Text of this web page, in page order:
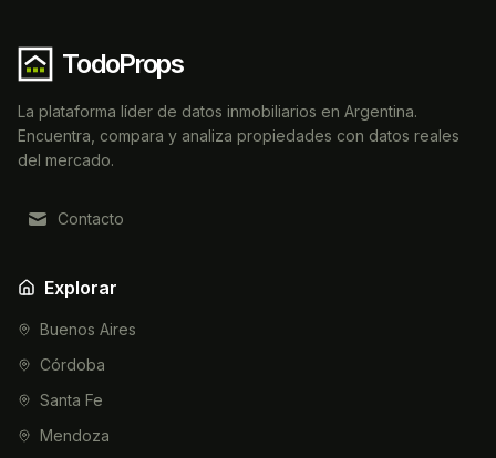
TodoProps
La plataforma líder de datos inmobiliarios en Argentina.
Encuentra, compara y analiza propiedades con datos reales
del mercado.
Contacto
Explorar
Buenos Aires
Córdoba
Santa Fe
Mendoza